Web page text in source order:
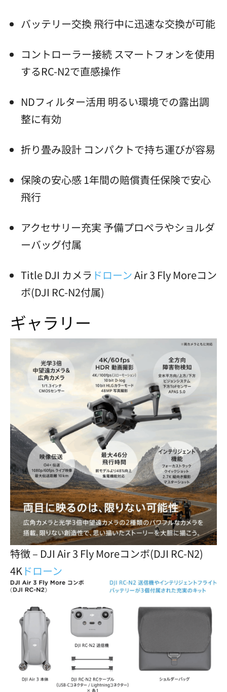
バッテリー交換 飛行中に迅速な交換が可能
コントローラー接続 スマートフォンを使用
するRC-N2で直感操作
NDフィルター活用 明るい環境での露出調
整に有効
折り畳み設計 コンパクトで持ち運びが容易
保険の安心感 1年間の賠償責任保険で安心
飛行
アクセサリー充実 予備プロペラやショルダ
ーバッグ付属
Title DJI カメラ ドローンAir 3 Fly Moreコン
ボ(DJI RC-N2付属)
ギャラリー
特徴 – DJI Air 3 Fly Moreコンボ(DJI RC-N2)
4K ドローン